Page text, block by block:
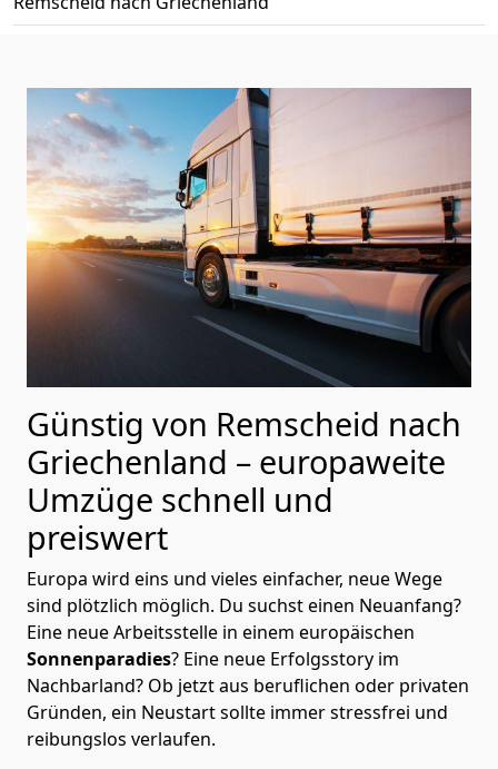
Günstig von Remscheid nach
Griechenland – europaweite
Umzüge schnell und
preiswert
Europa wird eins und vieles einfacher, neue Wege
sind plötzlich möglich. Du suchst einen Neuanfang?
Eine neue Arbeitsstelle in einem europäischen
Sonnenparadies? Eine neue Erfolgsstory im
Nachbarland? Ob jetzt aus beruflichen oder privaten
Gründen, ein Neustart sollte immer stressfrei und
reibungslos verlaufen.